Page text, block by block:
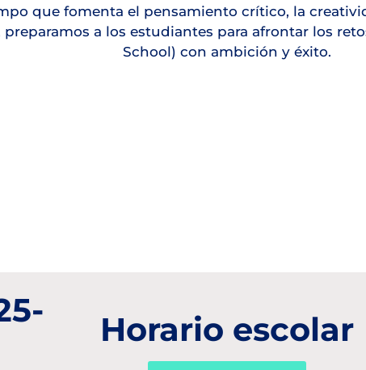
que fomenta el pensamiento crítico, la
preparamos a los estudiantes para afrontar los
School) con ambición y éxito.
Horario escolar